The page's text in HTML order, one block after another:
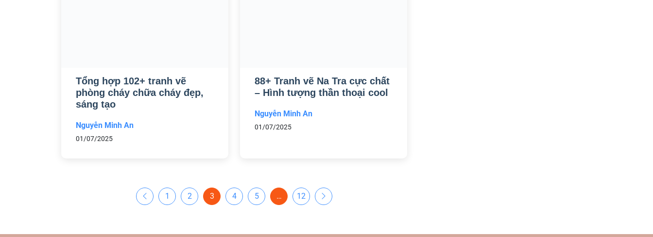
Tổng hợp 102+ tranh vẽ
phòng cháy chữa cháy đẹp,
sáng tạo
Nguyễn Minh An
01/07/2025
88+ Tranh vẽ Na Tra cực chất
– Hình tượng thần thoại cool
Nguyễn Minh An
01/07/2025
1 2 3 4 5 … 12